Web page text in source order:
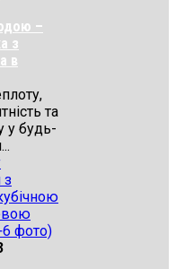
–
з
в
та
у будь-